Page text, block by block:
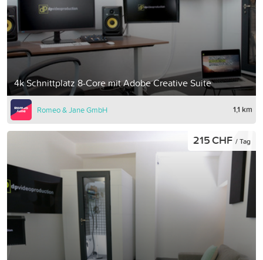
4k Schnittplatz 8-Core mit Adobe Creative Suite
Romeo & Jane GmbH 1,1 km
215 CHF / Tag